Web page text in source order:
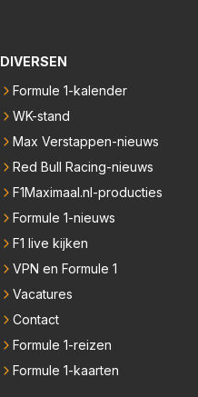
DIVERSEN
Formule 1-kalender
WK-stand
Max Verstappen-nieuws
Red Bull Racing-nieuws
F1Maximaal.nl-producties
Formule 1-nieuws
F1 live kijken
VPN en Formule 1
Vacatures
Contact
Formule 1-reizen
Formule 1-kaarten